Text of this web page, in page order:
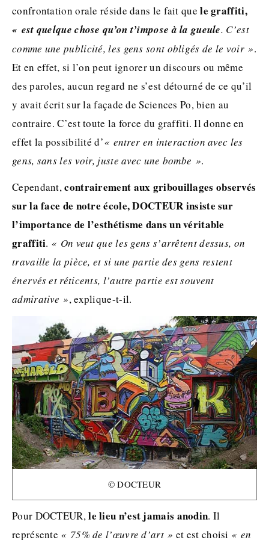
confrontation orale réside dans le fait quele graffiti,
« est quelque chose qu’on t’impose à la gueule. C’est
comme une publicité, les gens sont obligés de le voir ».
Et en effet, si l’on peut ignorer un discours ou même
des paroles, aucun regard ne s’est détourné de ce qu’il
y avait écrit sur la façade de Sciences Po, bien au
contraire. C’est toute la force du graffiti. Il donne en
effet la possibilité d’« entrer en interaction avec les
gens, sans les voir, juste avec une bombe ».
Cependant,contrairement aux gribouillages observés
sur la face de notre école, DOCTEUR insiste sur
l’importance de l’esthétisme dans un véritable
graffiti. « On veut que les gens s’arrêtent dessus, on
travaille la pièce, et si une partie des gens restent
énervés et réticents, l’autre partie est souvent
admirative », explique-t-il.
© DOCTEUR
Pour DOCTEUR,le lieu n’est jamais anodin. Il
représente « 75% de l’œuvre d’art » et est choisi « en